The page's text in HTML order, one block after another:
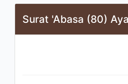
Surat 'Abasa (80)